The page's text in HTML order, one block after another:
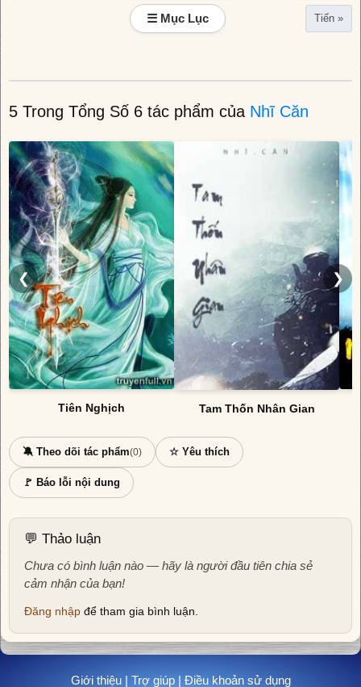
☰ Mục Lục Tiến »
5 Trong Tổng Số 6 tác phẩm của Nhĩ Căn
❮
Tiên Nghịch Tam Thốn Nhân Gian
❯
🔕 Theo dõi tác phẩm(0) ☆ Yêu thích
🚩 Báo lỗi nội dung
💬 Thảo luận
Chưa có bình luận nào — hãy là người đầu tiên chia sẻ
cảm nhận của bạn!
Đăng nhập để tham gia bình luận.
Giới thiệu| Trợ giúp| Điều khoản sử dụng